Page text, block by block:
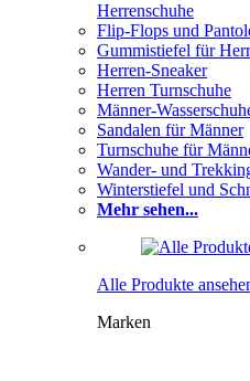
Herrenschuhe
Flip-Flops und
Gummistiefel für
Herren-Sneaker
Herren Turnschuhe
Männer-
Sandalen für Männer
Turnschuhe für
Wander- und
Winterstiefel und
Mehr sehen...
Alle Produkte
Marken